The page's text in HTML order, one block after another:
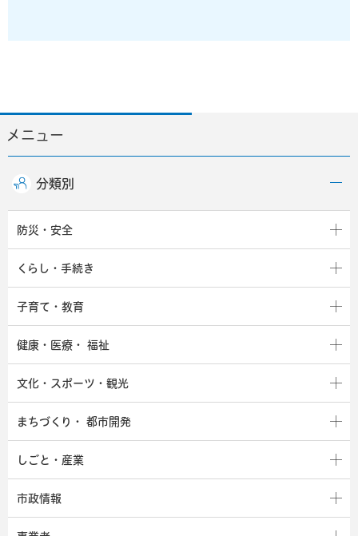
メニュー
分類別
防災・安全
くらし・手続き
子育て・教育
健康・医療・ 福祉
文化・スポーツ・観光
まちづくり・ 都市開発
しごと・産業
市政情報